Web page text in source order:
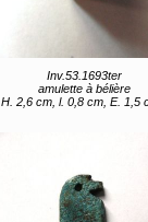
Inv.53.1693ter
amulette à bélière
H. 2,6 cm, l. 0,8 cm, E. 1,5